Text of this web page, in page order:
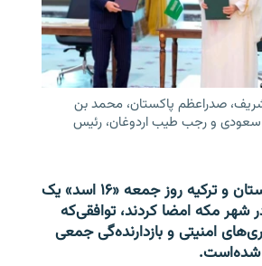
صدراعظم پاکستان، محمد بن
سعودی و رجب طیب اردوغان، رئیس
عربستان سعودی، پاکستان و ترکیه روز جمعه «۱۶ اسد» یک
شهر مکه امضا کردند، توافقی‌که
امنیتی و بازدارنده‌گی جمعی
شده‌است.